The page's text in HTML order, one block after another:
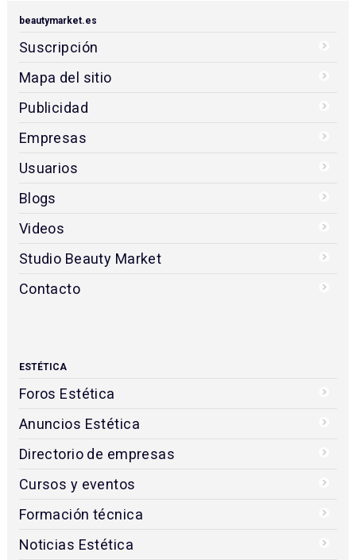
beautymarket.es
Suscripción
Mapa del sitio
Publicidad
Empresas
Usuarios
Blogs
Videos
Studio Beauty Market
Contacto
ESTÉTICA
Foros Estética
Anuncios Estética
Directorio de empresas
Cursos y eventos
Formación técnica
Noticias Estética